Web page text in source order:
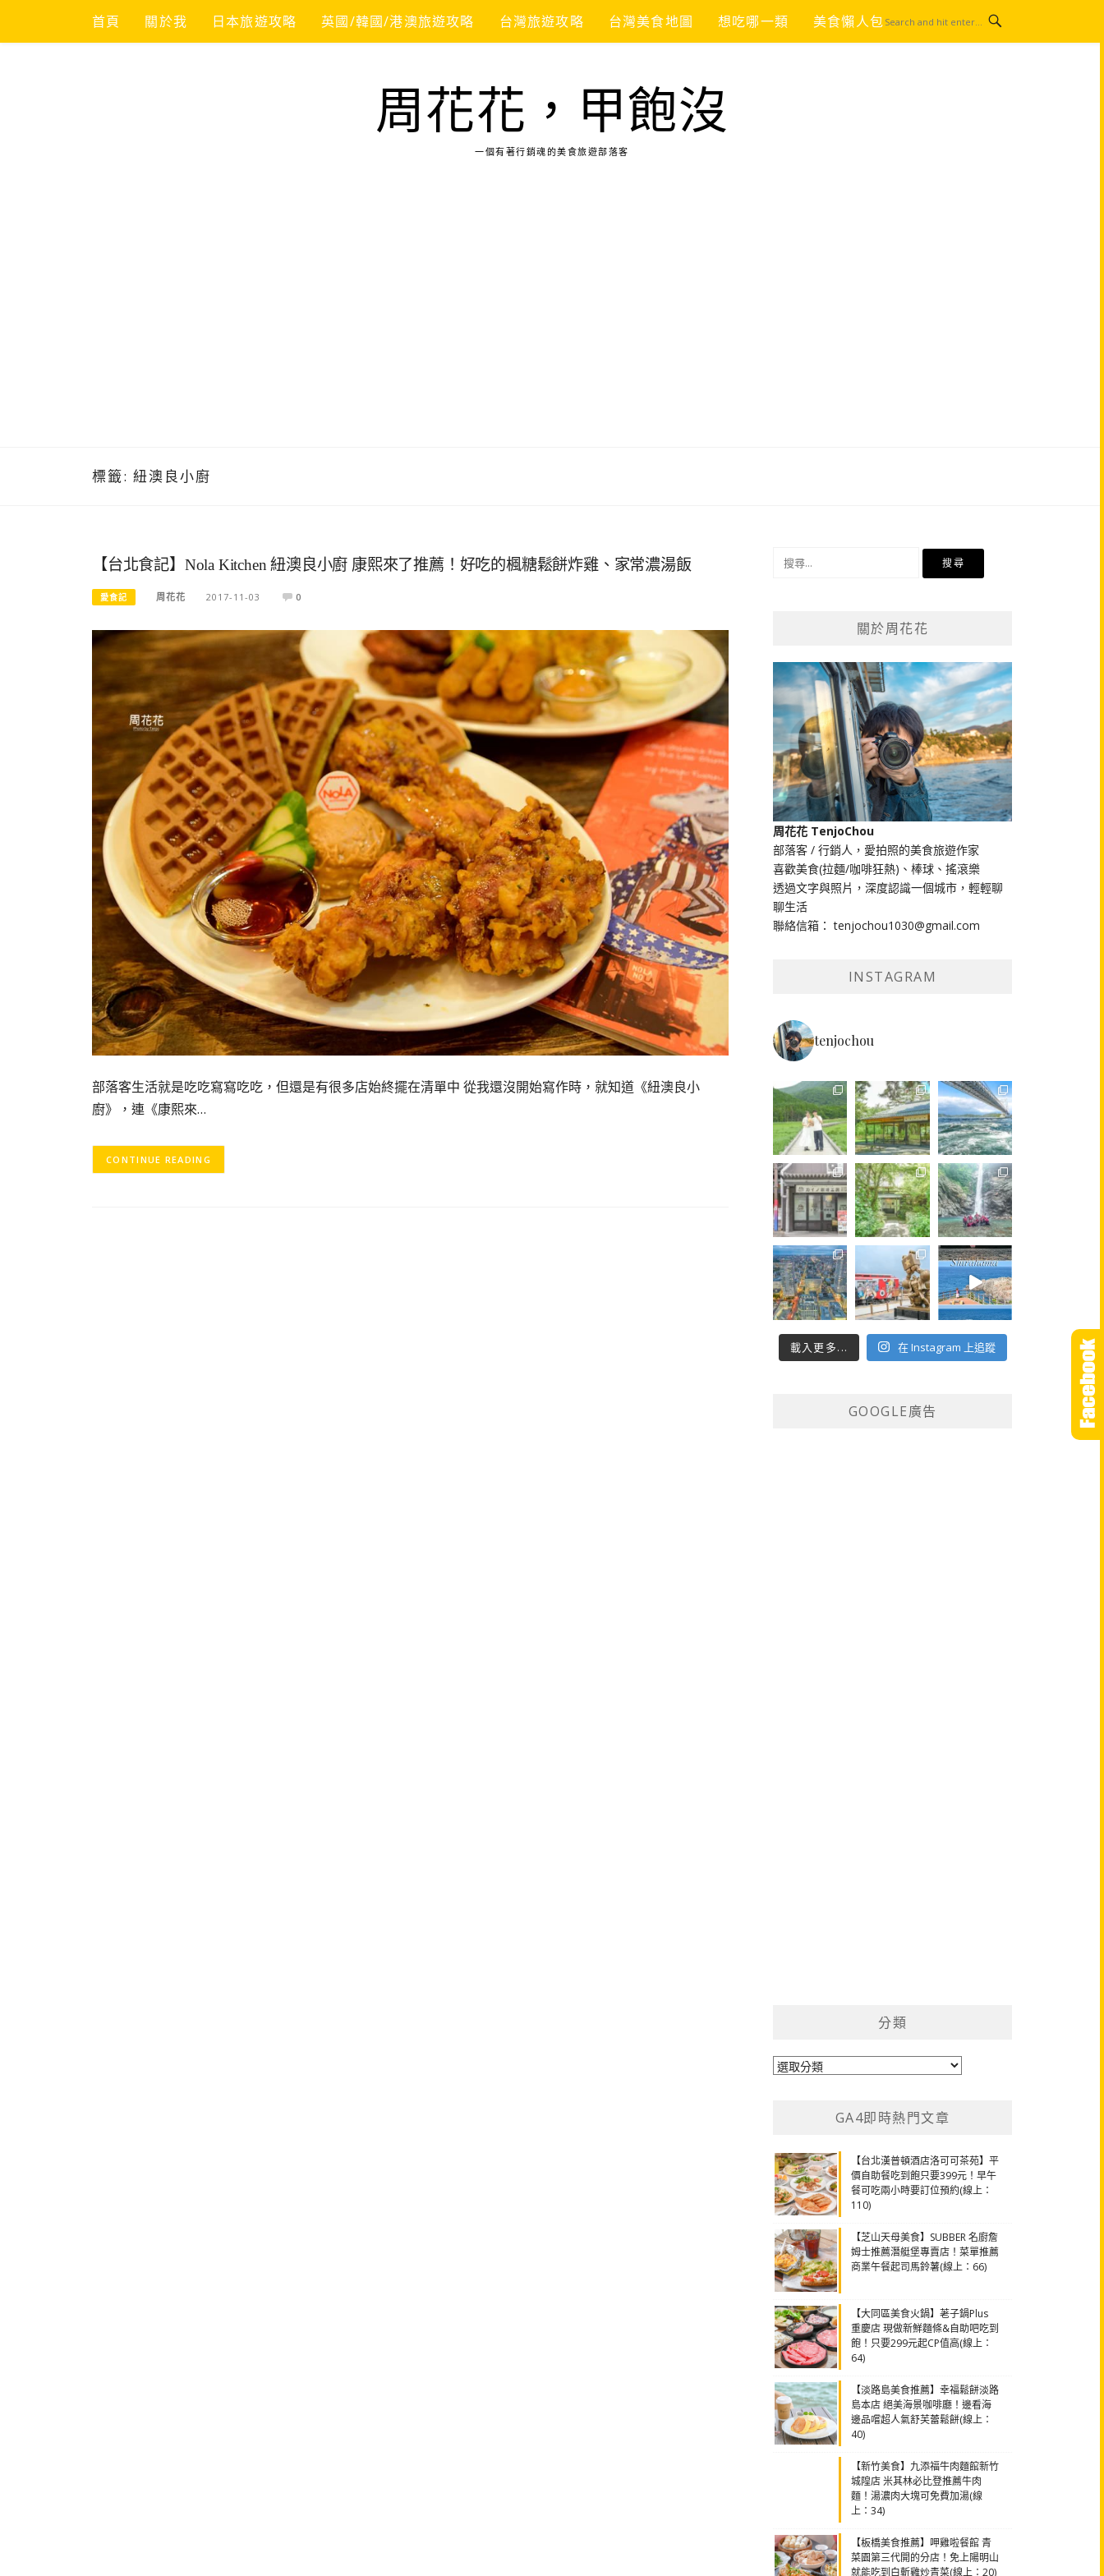
content
首頁 關於我 日本旅遊攻略 英國/韓國/港澳旅遊攻略 台灣旅遊攻略 台灣美食地圖 想吃哪一類 美食懶人包
周花花，甲飽沒
一個有著行銷魂的美食旅遊部落客
標籤: 紐澳良小廚
【台北食記】Nola Kitchen 紐澳良小廚 康熙來了推薦！好吃的楓糖鬆餅炸雞、家常濃湯飯
愛食記 周花花 2017-11-03 0
部落客生活就是吃吃寫寫吃吃，但還是有很多店始終擺在清單中 從我還沒開始寫作時，就知道《紐澳良小
廚》，連《康熙來…
CONTINUE READING
關於周花花
周花花 TenjoChou
部落客 / 行銷人，愛拍照的美食旅遊作家
喜歡美食(拉麵/咖啡狂熱)、棒球、搖滾樂
透過文字與照片，深度認識一個城市，輕輕聊
聊生活
聯絡信箱： tenjochou1030@gmail.com
INSTAGRAM
tenjochou
載入更多... 在 Instagram 上追蹤
GOOGLE廣告
分類
分
GA4即時熱門文章
【台北漢普頓酒店洛可可茶苑】平
價自助餐吃到飽只要399元！早午
餐可吃兩小時要訂位預約(線上：
110)
【芝山天母美食】SUBBER 名廚詹
姆士推薦潛艇堡專賣店！菜單推薦
商業午餐起司馬鈴薯(線上：66)
【大同區美食火鍋】荖子鍋Plus
重慶店 現做新鮮麵條&自助吧吃到
飽！只要299元起CP值高(線上：
64)
【淡路島美食推薦】幸福鬆餅淡路
島本店 絕美海景咖啡廳！邊看海
邊品嚐超人氣舒芙蕾鬆餅(線上：
40)
【新竹美食】九添福牛肉麵館新竹
城隍店 米其林必比登推薦牛肉
麵！湯濃肉大塊可免費加湯(線
上：34)
【板橋美食推薦】呷雞啦餐館 青
菜園第三代開的分店！免上陽明山
就能吃到白斬雞炒青菜(線上：20)